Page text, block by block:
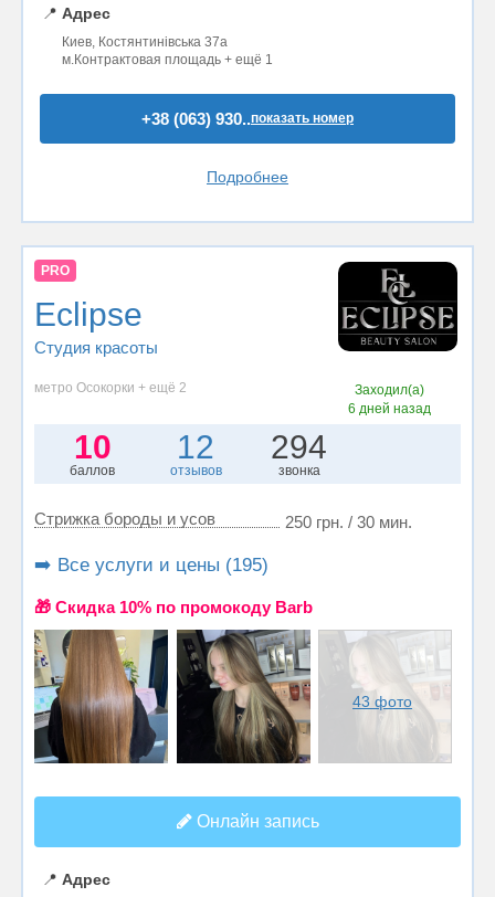
📍 Адрес
Киев, Костянтинівська 37а
м.Контрактовая площадь + ещё 1
+38 (063) 930..показать номер
Подробнее
PRO
Eclipse
Студия красоты
метро Осокорки + ещё 2
Заходил(а)
6 дней назад
10
баллов
12
отзывов
294
звонка
Стрижка бороды и усов 250 грн. / 30 мин.
➡️ Все услуги и цены (195)
🎁 Cкидка 10% по промокоду Barb
43 фото
Онлайн запись
📍 Адрес